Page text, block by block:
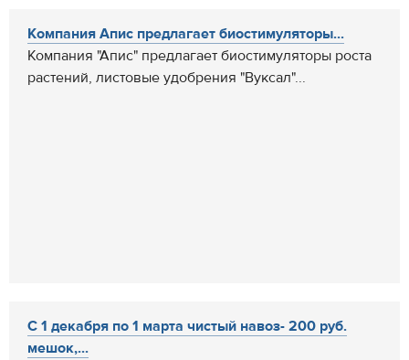
Компания Апис предлагает биостимуляторы...
Компания "Апис" предлагает биостимуляторы роста
растений, листовые удобрения "Вуксал"...
С 1 декабря по 1 марта чистый навоз- 200 руб.
мешок,...